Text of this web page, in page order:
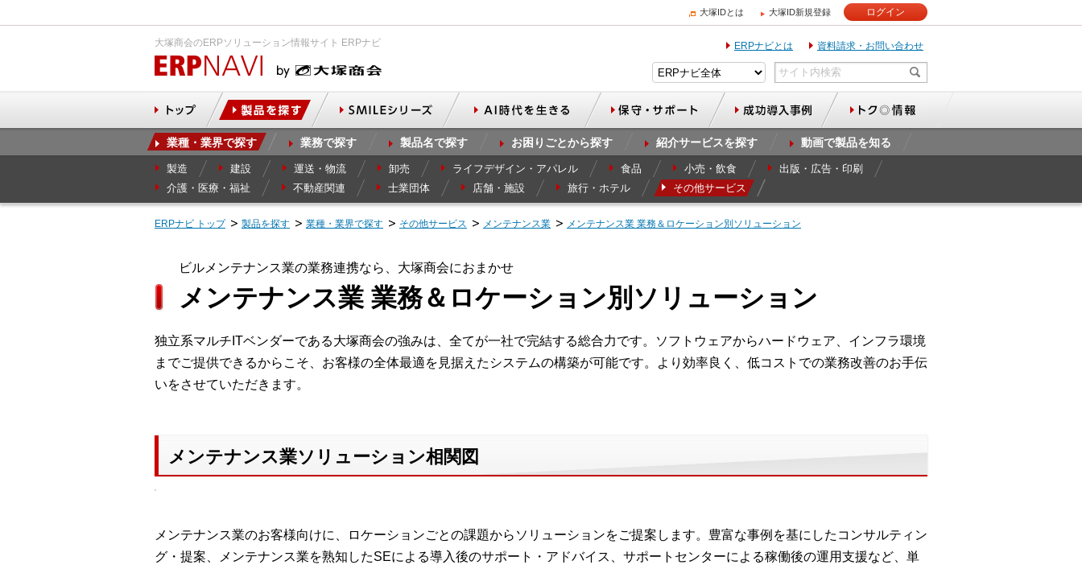
大塚IDとは 大塚ID新規登録 ログイン
大塚商会のERPソリューション情報サイト ERPナビ ERPナビとは 資料請求・お問い合わせ
業種・業界で探す 業務で探す 製品名で探す お困りごとから探す 紹介サービスを探す 動画で製品を知る
製造 建設 運送・物流 卸売 ライフデザイン・アパレル 食品 小売・飲食
出版・広告・印刷
介護・医療・福祉
不動産関連 士業団体 店舗・施設 旅行・ホテル その他サービス
ERPナビ トップ 製品を探す 業種・業界で探す その他サービス メンテナンス業 メンテナンス業 業務＆ロケーション別ソリューション
ビルメンテナンス業の業務連携なら、大塚商会におまかせ
メンテナンス業 業務＆ロケーション別ソリューション
独立系マルチITベンダーである大塚商会の強みは、全てが一社で完結する総合力です。ソフトウェアからハードウェア、インフラ環境
までご提供できるからこそ、お客様の全体最適を見据えたシステムの構築が可能です。より効率良く、低コストでの業務改善のお手伝
いをさせていただきます。
メンテナンス業ソリューション相関図
メンテナンス業のお客様向けに、ロケーションごとの課題からソリューションをご提案します。豊富な事例を基にしたコンサルティン
グ・提案、メンテナンス業を熟知したSEによる導入後のサポート・アドバイス、サポートセンターによる稼働後の運用支援など、単